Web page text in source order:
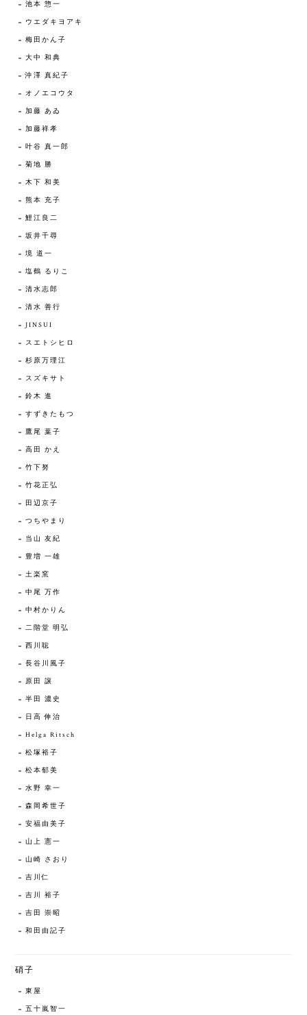
池本 惣一
ウエダキヨアキ
梅田かん子
大中 和典
沖澤 真紀子
オノエコウタ
加藤 あゐ
加藤祥孝
叶谷 真一郎
菊地 勝
木下 和美
熊本 充子
鯉江良二
坂井千尋
境 道一
塩鶴 るりこ
清水志郎
清水 善行
JINSUI
スエトシヒロ
杉原万理江
スズキサト
鈴木 進
すずきたもつ
鷹尾 葉子
高田 かえ
竹下努
竹花正弘
田辺京子
つちやまり
当山 友紀
豊増 一雄
土楽窯
中尾 万作
中村かりん
二階堂 明弘
西川聡
長谷川風子
原田 譲
半田 濃史
日高 伸治
Helga Ritsch
松塚裕子
松本郁美
水野 幸一
森岡希世子
安福由美子
山上 憲一
山崎 さおり
吉川仁
吉川 裕子
吉田 崇昭
和田由記子
硝子
東屋
五十嵐智一